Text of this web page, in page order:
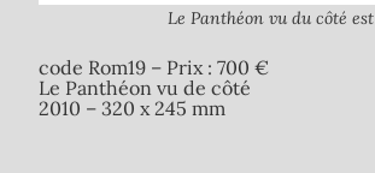
Le Panthéon vu du côté est
code Rom19 – Prix : 700 €
Le Panthéon vu de côté
2010 – 320 x 245 mm